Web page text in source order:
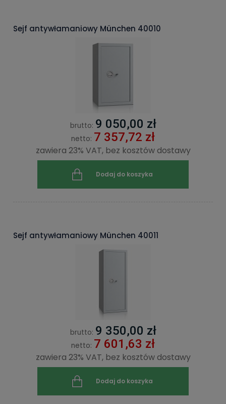
Sejf antywłamaniowy München 40010
brutto: 9 050,00 zł
netto: 7 357,72 zł
zawiera 23% VAT, bez kosztów dostawy
Dodaj do koszyka
Sejf antywłamaniowy München 40011
brutto: 9 350,00 zł
netto: 7 601,63 zł
zawiera 23% VAT, bez kosztów dostawy
Dodaj do koszyka